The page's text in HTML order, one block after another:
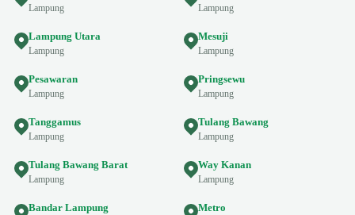
Lampung Lampung
Lampung Utara
Lampung
Mesuji
Lampung
Pesawaran
Lampung
Pringsewu
Lampung
Tanggamus
Lampung
Tulang Bawang
Lampung
Tulang Bawang Barat
Lampung
Way Kanan
Lampung
Bandar Lampung Metro